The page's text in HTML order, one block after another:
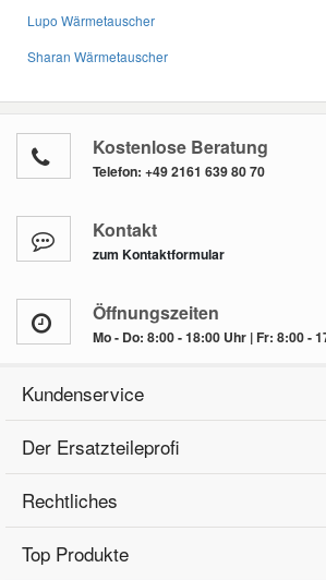
Lupo Wärmetauscher
Sharan Wärmetauscher
Kostenlose Beratung
Telefon: +49 2161 639 80 70
Kontakt
zum Kontaktformular
Öffnungszeiten
Mo - Do: 8:00 - 18:00 Uhr | Fr: 8:00 -
Kundenservice
Der Ersatzteileprofi
Rechtliches
Top Produkte